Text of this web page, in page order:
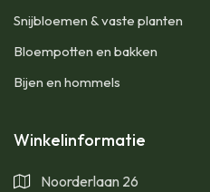
Snijbloemen & vaste planten
Bloempotten en bakken
Bijen en hommels
Winkelinformatie
Noorderlaan 26